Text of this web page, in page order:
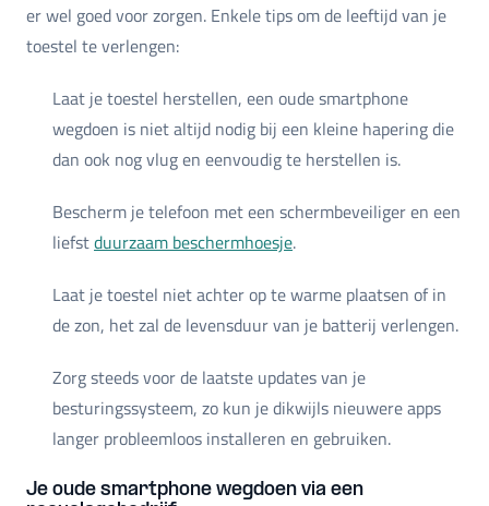
er wel goed voor zorgen. Enkele tips om de leeftijd van je
toestel te verlengen:
Laat je toestel herstellen, een oude smartphone
wegdoen is niet altijd nodig bij een kleine hapering die
dan ook nog vlug en eenvoudig te herstellen is.
Bescherm je telefoon met een schermbeveiliger en een
liefstduurzaam beschermhoesje.
Laat je toestel niet achter op te warme plaatsen of in
de zon, het zal de levensduur van je batterij verlengen.
Zorg steeds voor de laatste updates van je
besturingssysteem, zo kun je dikwijls nieuwere apps
langer probleemloos installeren en gebruiken.
Je oude smartphone wegdoen via een